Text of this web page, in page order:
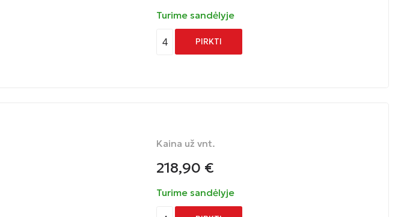
Turime sandėlyje
4 PIRKTI
Kaina už vnt.
218,90 €
Turime sandėlyje